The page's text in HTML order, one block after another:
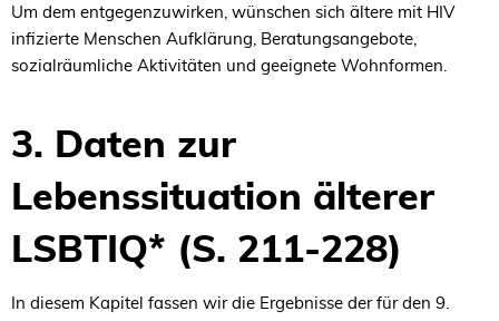
Um dem entgegenzuwirken, wünschen sich ältere mit HIV
infizierte Menschen Aufklärung, Beratungsangebote,
sozialräumliche Aktivitäten und geeignete Wohnformen.
3. Daten zur
Lebenssituation älterer
LSBTIQ* (S. 211-228)
In diesem Kapitel fassen wir die Ergebnisse der für den 9.